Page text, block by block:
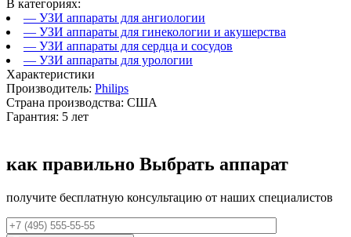
В категориях:
— УЗИ аппараты для ангиологии
— УЗИ аппараты для гинекологии и акушерства
— УЗИ аппараты для сердца и сосудов
— УЗИ аппараты для урологии
Характеристики
Производитель: Philips
Страна производства: США
Гарантия: 5 лет
как правильно Выбрать аппарат
получите бесплатную консультацию от наших специалистов